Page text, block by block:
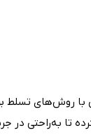
با روش‌های
تا به‌راحتی در